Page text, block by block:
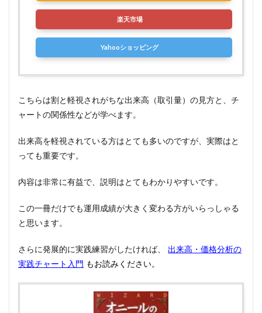
楽天市場
Yahooショッピング
こちらは割と軽視されがちな出来高（取引量）の見方と、チ
ャートの関係性などが学べます。
出来高を軽視されている方はとても多いのですが、実際はと
っても重要です。
内容は非常に有益で、説明はとてもわかりやすいです。
この一冊だけでも運用成績が大きく変わる方がいらっしゃる
と思います。
さらに発展的に実践練習がしたければ、
出来高・価格分析の
実践チャート入門 もお読みください。